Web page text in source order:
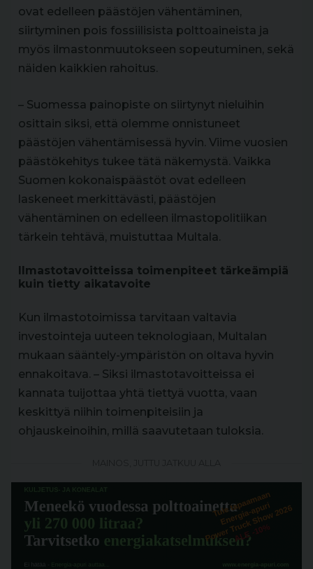
ovat edelleen päästöjen vähentäminen,
siirtyminen pois fossiilisista polttoaineista ja
myös ilmastonmuutokseen sopeutuminen, sekä
näiden kaikkien rahoitus.
– Suomessa painopiste on siirtynyt nieluihin
osittain siksi, että olemme onnistuneet
päästöjen vähentämisessä hyvin. Viime vuosien
päästökehitys tukee tätä näkemystä. Vaikka
Suomen kokonaispäästöt ovat edelleen
laskeneet merkittävästi, päästöjen
vähentäminen on edelleen ilmastopolitiikan
tärkein tehtävä, muistuttaa Multala.
Ilmastotavoitteissa toimenpiteet tärkeämpiä
kuin tietty aikatavoite
Kun ilmastotoimissa tarvitaan valtavia
investointeja uuteen teknologiaan, Multalan
mukaan sääntely-ympäristön on oltava hyvin
ennakoitava. – Siksi ilmastotavoitteissa ei
kannata tuijottaa yhtä tiettyä vuotta, vaan
keskittyä niihin toimenpiteisiin ja
ohjauskeinoihin, millä saavutetaan tuloksia.